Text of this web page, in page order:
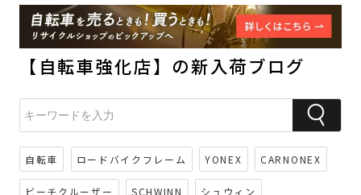
【自転車強化店】の新入荷ブログ
自転車 ロードバイクフレーム YONEX CARNONEX
ビーチクルーザー SCHWINN シュウィン